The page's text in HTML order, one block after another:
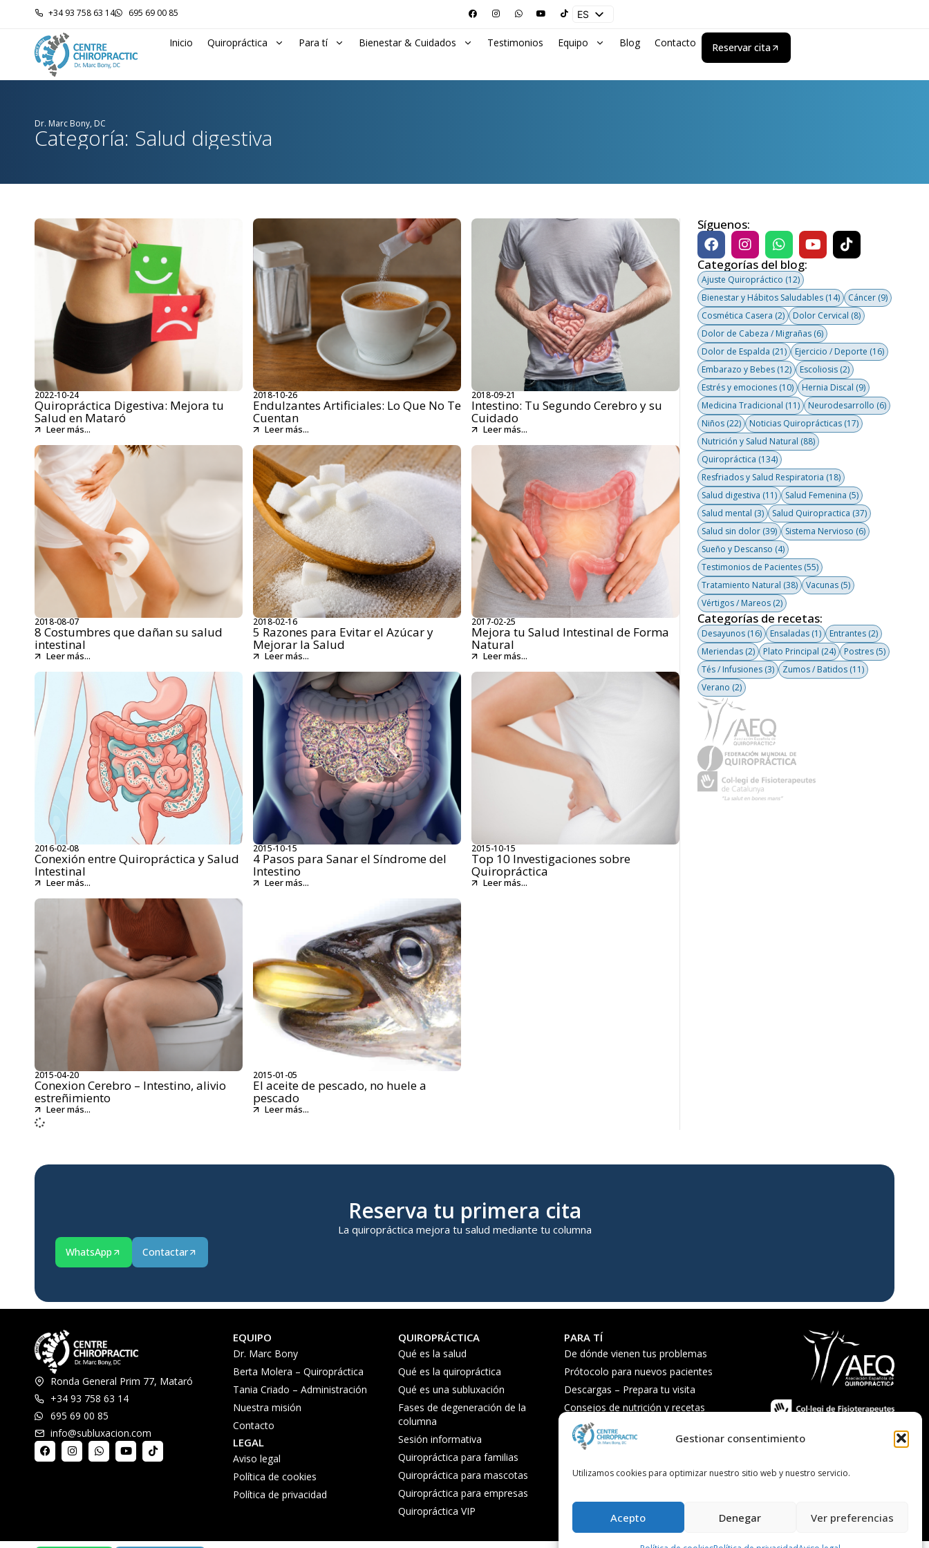
Gestionar consentimiento
Utilizamos cookies para optimizar nuestro sitio web y nuestro servicio.
Acepto Denegar Ver preferencias
+34 93 758 63 14 695 69 00 85
ES
Inicio Quiropráctica Para tí Bienestar & Cuidados Testimonios Equipo Blog Contacto Reservar cita
Dr. Marc Bony, DC
Categoría: Salud digestiva
2022-10-24
Quiropráctica Digestiva: Mejora tu
Salud en Mataró
Leer más...
2018-10-26
Endulzantes Artificiales: Lo Que No Te
Cuentan
Leer más...
2018-09-21
Intestino: Tu Segundo Cerebro y su
Cuidado
Leer más...
2018-08-07
8 Costumbres que dañan su salud
intestinal
Leer más...
2018-02-16
5 Razones para Evitar el Azúcar y
Mejorar la Salud
Leer más...
2017-02-25
Mejora tu Salud Intestinal de Forma
Natural
Leer más...
2016-02-08
Conexión entre Quiropráctica y Salud
Intestinal
Leer más...
2015-10-15
4 Pasos para Sanar el Síndrome del
Intestino
Leer más...
2015-10-15
Top 10 Investigaciones sobre
Quiropráctica
Leer más...
2015-04-20
Conexion Cerebro – Intestino, alivio
estreñimiento
Leer más...
2015-01-05
El aceite de pescado, no huele a
pescado
Leer más...
Síguenos:
Categorías del blog:
Ajuste Quiropráctico (12)
Bienestar y Hábitos Saludables (14) Cáncer (9)
Cosmética Casera (2) Dolor Cervical (8)
Dolor de Cabeza / Migrañas (6)
Dolor de Espalda (21) Ejercicio / Deporte (16)
Embarazo y Bebes (12) Escoliosis (2)
Estrés y emociones (10) Hernia Discal (9)
Medicina Tradicional (11) Neurodesarrollo (6)
Niños (22) Noticias Quiroprácticas (17)
Nutrición y Salud Natural (88)
Quiropráctica (134)
Resfriados y Salud Respiratoria (18)
Salud digestiva (11) Salud Femenina (5)
Salud mental (3) Salud Quiropractica (37)
Salud sin dolor (39) Sistema Nervioso (6)
Sueño y Descanso (4)
Testimonios de Pacientes (55)
Tratamiento Natural (38) Vacunas (5)
Vértigos / Mareos (2)
Categorías de recetas:
Desayunos (16) Ensaladas (1) Entrantes (2)
Meriendas (2) Plato Principal (24) Postres (5)
Tés / Infusiones (3) Zumos / Batidos (11)
Verano (2)
Reserva tu primera cita
La quiropráctica mejora tu salud mediante tu columna
WhatsApp Contactar
Ronda General Prim 77, Mataró
+34 93 758 63 14
695 69 00 85
info@subluxacion.com
EQUIPO
Dr. Marc Bony
Berta Molera – Quiropráctica
Tania Criado – Administración
Nuestra misión
Contacto
LEGAL
Aviso legal
Política de cookies
Política de privacidad
QUIROPRÁCTICA
Qué es la salud
Qué es la quiropráctica
Qué es una subluxación
Fases de degeneración de la
columna
Sesión informativa
Quiropráctica para familias
Quiropráctica para mascotas
Quiropráctica para empresas
Quiropráctica VIP
PARA TÍ
De dónde vienen tus problemas
Prótocolo para nuevos pacientes
Descargas – Prepara tu visita
Consejos de nutrición y recetas
Preguntas frecuentes